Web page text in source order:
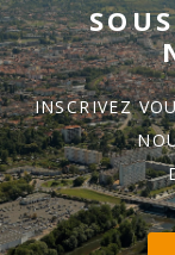
INSCRIVEZ